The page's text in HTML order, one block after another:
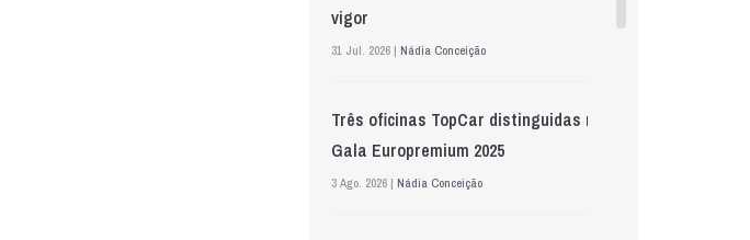
vigor
31 Jul. 2026 | Nádia Conceição
Três oficinas TopCar distinguidas na
Gala Europremium 2025
3 Ago. 2026 | Nádia Conceição